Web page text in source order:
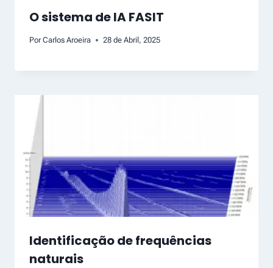
O sistema de IA FASIT
Por Carlos Aroeira 28 de Abril, 2025
Identificação de frequências
naturais